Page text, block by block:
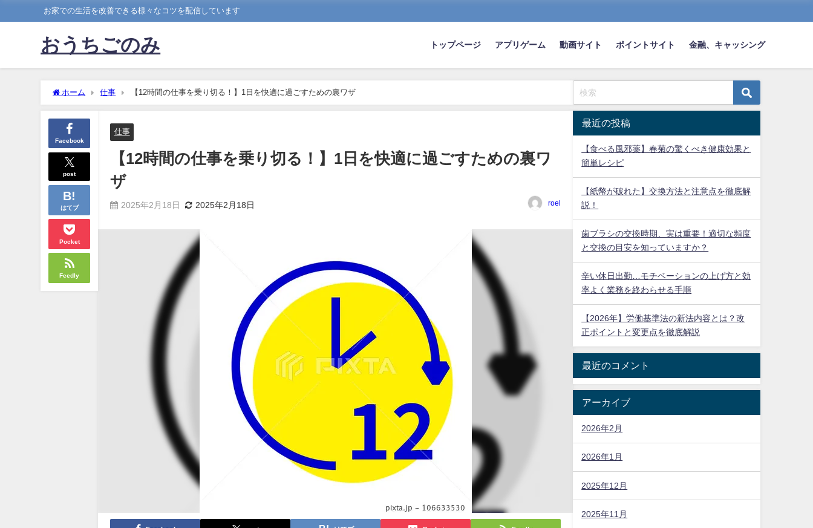
お家での生活を改善できる様々なコツを配信しています
おうちごのみ トップページ アプリゲーム 動画サイト ポイントサイト 金融、キャッシング
ホーム 仕事 【12時間の仕事を乗り切る！】1日を快適に過ごすための裏ワザ
Facebook
post
はてブ
Pocket
Feedly
仕事
【12時間の仕事を乗り切る！】1日を快適に過ごすための裏ワ
ザ
2025年2月18日 2025年2月18日 roel
最近の投稿
【食べる風邪薬】春菊の驚くべき健康効果と
簡単レシピ
【紙幣が破れた】交換方法と注意点を徹底解
説！
歯ブラシの交換時期、実は重要！適切な頻度
と交換の目安を知っていますか？
辛い休日出勤…モチベーションの上げ方と効
率よく業務を終わらせる手順
【2026年】労働基準法の新法内容とは？改
正ポイントと変更点を徹底解説
最近のコメント
アーカイブ
2026年2月
2026年1月
2025年12月
2025年11月